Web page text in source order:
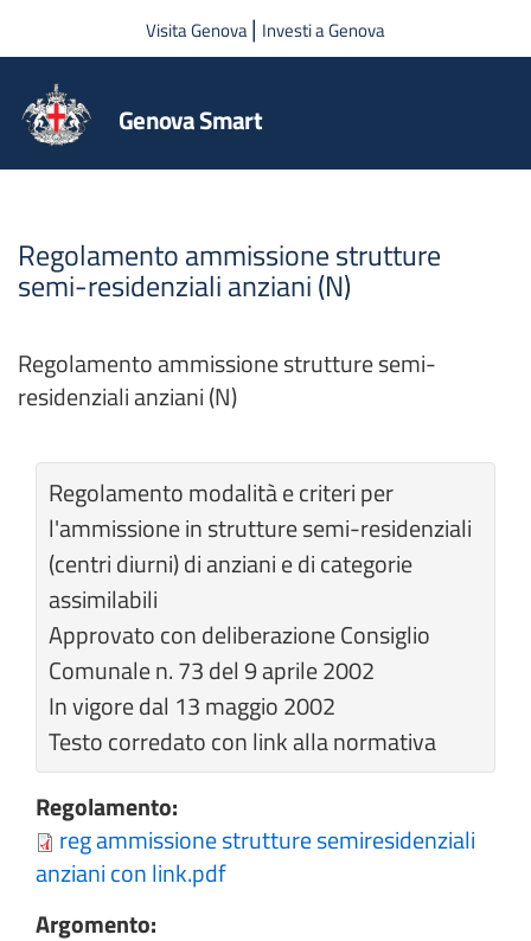
Salta al contenuto principale
Visita Genova| Investi a Genova
Genova Smart
Regolamento ammissione strutture
semi-residenziali anziani (N)
Regolamento ammissione strutture semi-
residenziali anziani (N)
Regolamento modalità e criteri per
l'ammissione in strutture semi-residenziali
(centri diurni) di anziani e di categorie
assimilabili
Approvato con deliberazione Consiglio
Comunale n. 73 del 9 aprile 2002
In vigore dal 13 maggio 2002
Testo corredato con link alla normativa
Regolamento:
reg ammissione strutture semiresidenziali
anziani con link.pdf
Argomento: